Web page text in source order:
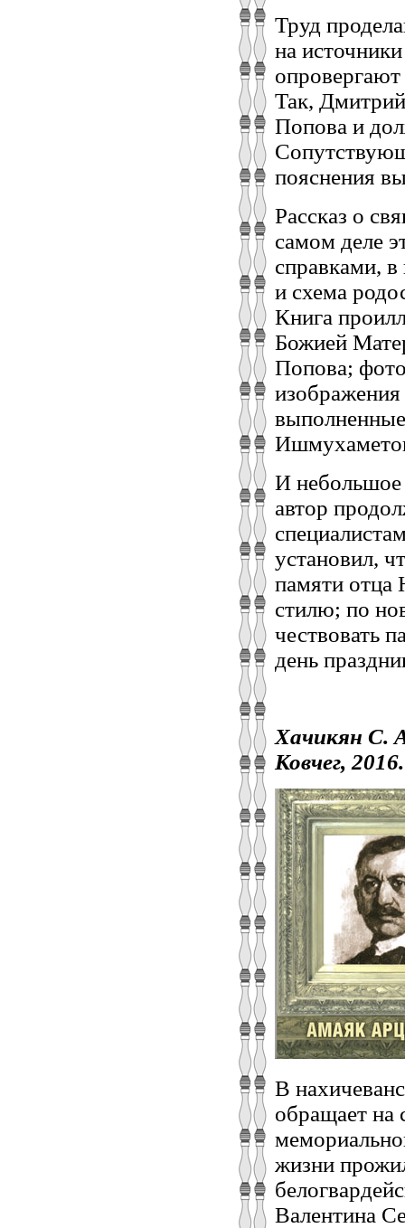
Труд
на
Так,
Попова и
пояснения
Рассказ о
самом деле
справками,
и схема
Книга
Божией
Попова;
И небольшое
автор
установил,
памяти отца
стилю; по
чествовать
день
Хачикян С.
Ковчег,
В
обращает на
жизни
Валентина